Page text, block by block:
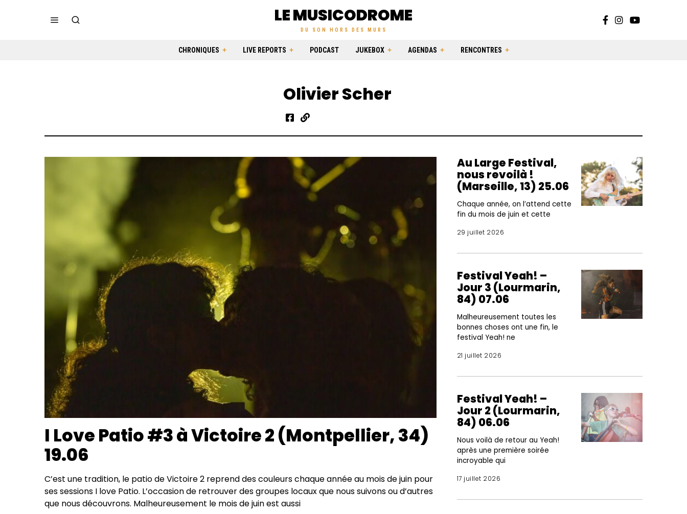
LE MUSICODROME
DU SON HORS DES MURS
CHRONIQUES LIVE REPORTS PODCAST JUKEBOX AGENDAS RENCONTRES
Olivier Scher
I Love Patio #3 à Victoire 2 (Montpellier, 34)
19.06
C’est une tradition, le patio de Victoire 2 reprend des couleurs chaque année au mois de juin pour
ses sessions I love Patio. L’occasion de retrouver des groupes locaux que nous suivons ou d’autres
que nous découvrons. Malheureusement le mois de juin est aussi
Au Large Festival,
nous revoilà !
(Marseille, 13) 25.06
Chaque année, on l’attend cette
fin du mois de juin et cette
29 juillet 2026
Festival Yeah! –
Jour 3 (Lourmarin,
84) 07.06
Malheureusement toutes les
bonnes choses ont une fin, le
festival Yeah! ne
21 juillet 2026
Festival Yeah! –
Jour 2 (Lourmarin,
84) 06.06
Nous voilà de retour au Yeah!
après une première soirée
incroyable qui
17 juillet 2026